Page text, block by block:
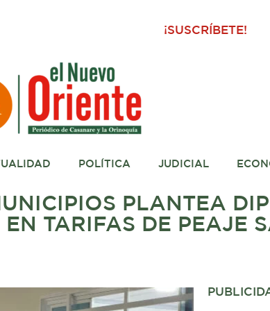
¡SUSCRÍBETE!
POLÍTICA JUDICIAL
PLANTEA
TARIFAS DE PEAJE